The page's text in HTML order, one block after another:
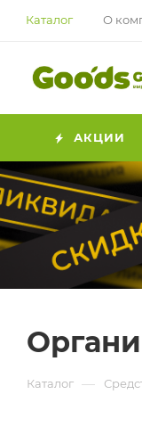
Каталог О
АКЦИИ
Каталог —